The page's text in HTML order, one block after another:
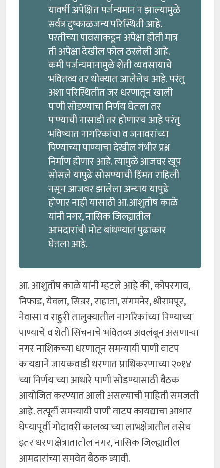
यावर्षी अपेक्षित पर्जन्यमान न झाल्यामुळे
सर्वत्र दुष्काळजन्य परिस्थिती आहे.
परतीच्या पावसाकडून अपेक्षा होती मात्र
ती अपेक्षा देखील फोल ठरलेली आहे.
कमी पर्जन्यमानामुळे शेती व्यवसायाचे
भवितव्य तर धोक्यात आलेलेच आहे. परंतु
अशा परिस्थितीत जर धरणातून खाली
पाणी सोडण्याचा निर्णय घेतला तर
पाण्याची नासाडी तर होणारच आहे परंतु
भविष्यात नागरिकांचा व जनावरांच्या
पिण्याच्या पाण्याचा देखील गंभीर प्रश्न
निर्माण होणार आहे. त्यामुळे आजवर खूप
सोसले यापुढे सोसण्याची हिंमत राहिली
नसून आजवर झालेला अन्याय यापुढे
होणार नाही यासाठी आ.आशुतोष काळे
यांनी नगर, नासिक जिल्ह्यातील
आमदारांची मोट बांधण्यात पुढाकार
घेतला आहे.
आ. आशुतोष काळे यांनी म्हटले आहे की, कोपरगाव,
निफाड, येवला, सिन्नर, राहाता, संगमनेर, श्रीरामपूर,
नेवासा व राहुरी तालुक्यातील नागरिकांच्या पिण्याच्या
पाण्याचे व शेती सिंचनाचे भवितव्य अवलंबून असणाऱ्या
नगर नाशिकच्या धरणातून समन्यायी पाणी वाटप
कायद्याने जायकवाडी धरणात प्राधिकरणाच्या २०१४
च्या निर्णयाच्या आधारे पाणी सोडण्यासाठी बैठक
आयोजित करण्यात आली असल्याची माहिती समजली
आहे. तत्पूर्वी समन्यायी पाणी वाटप कायद्याचा आधार
घेण्यापूर्वी गोदावरी कालव्याच्या लाभक्षेत्रातील तसेच
इतर धरण क्षेत्रातातील नगर, नासिक जिल्ह्यातील
आमदारांच्या समवेत बैठक घ्यावी.